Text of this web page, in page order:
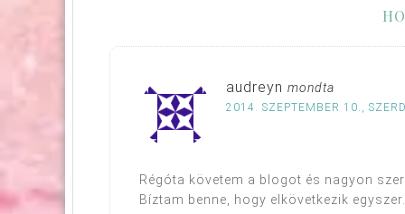
audreyn mondta
2014. SZEPTEMBER 10.,
Régóta követem a blogot és nagyon
Bíztam benne, hogy elkövetkezik